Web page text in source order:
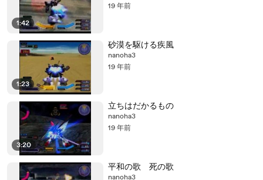
1:42
19 年前
1:23
砂漠を駆ける疾風
nanoha3
19 年前
3:20
立ちはだかるもの
nanoha3
19 年前
平和の歌 死の歌
nanoha3